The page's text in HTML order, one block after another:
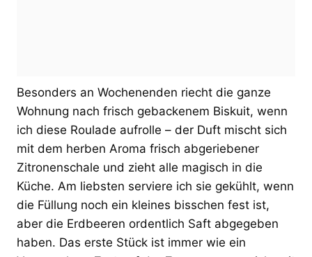
Besonders an Wochenenden riecht die ganze
Wohnung nach frisch gebackenem Biskuit, wenn
ich diese Roulade aufrolle – der Duft mischt sich
mit dem herben Aroma frisch abgeriebener
Zitronenschale und zieht alle magisch in die
Küche. Am liebsten serviere ich sie gekühlt, wenn
die Füllung noch ein kleines bisschen fest ist,
aber die Erdbeeren ordentlich Saft abgegeben
haben. Das erste Stück ist immer wie ein